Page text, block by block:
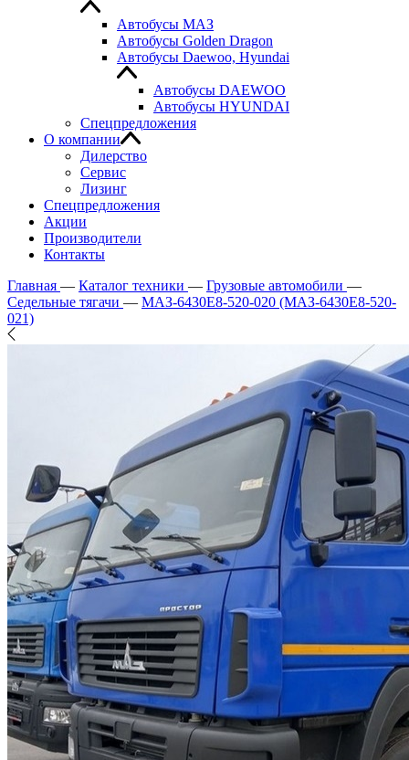
Автобусы МАЗ
Автобусы Golden Dragon
Автобусы Daewoo, Hyundai
Автобусы DAEWOO
Автобусы HYUNDAI
Спецпредложения
О компании
Дилерство
Сервис
Лизинг
Спецпредложения
Акции
Производители
Контакты
Главная — Каталог техники — Грузовые автомобили —
Седельные тягачи — МАЗ-6430E8-520-020 (МАЗ-6430E8-520-
021)